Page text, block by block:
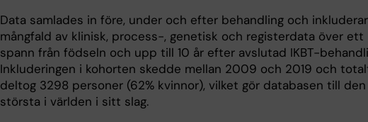
Data samlades in före, under och efter behandling och
mångfald av klinisk, process-, genetisk och registerdata över ett
spann från födseln och upp till 10 år efter avslutad IKBT-
Inkluderingen i kohorten skedde mellan 2009 och 2019 och
deltog 3298 personer (62% kvinnor), vilket gör databasen till den
största i världen i sitt slag.